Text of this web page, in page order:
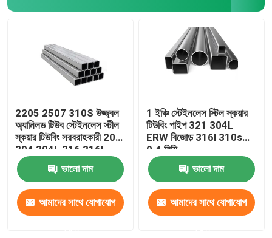
2205 2507 310S উজ্জ্বল
অ্যানিলড টিউব স্টেইনলেস স্টীল
স্কয়ার টিউবিং সরবরাহকারী 201
304 304L 316 316L
ভালো দাম
আমাদের সাথে যোগাযোগ
1 ইঞ্চি স্টেইনলেস স্টিল স্কয়ার
টিউবিং পাইপ 321 304L
ERW বিজোড় 316l 310s
0.4 মিমি
ভালো দাম
আমাদের সাথে যোগাযোগ